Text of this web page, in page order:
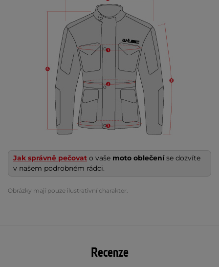
Jak správně pečovat o vaše moto oblečeníse dozvíte
v našem podrobném rádci.
Obrázky mají pouze ilustrativní charakter.
Recenze